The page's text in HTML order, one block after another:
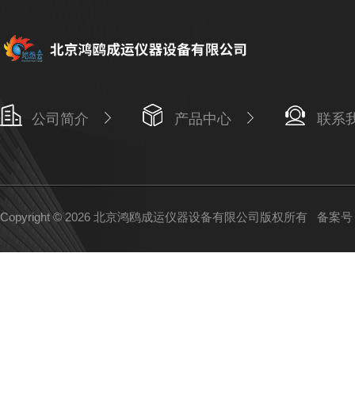
公司简介 产品中心 联系
Copyright © 2026 北京鸿鸥成运仪器设备有限公司版权所有 备案号